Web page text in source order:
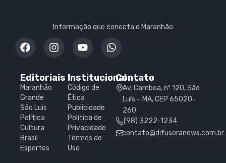
Informação que conecta o Maranhão
Editoriais
Maranhão
Grande
São Luís
Política
Cultura
Brasil
Esportes
Institucional
Código de
Ética
Publicidade
Política de
Privacidade
Termos de
Uso
Contato
Av. Camboa, nº 120, São
Luís – MA, CEP 65020-
260
(98) 3222-1234
contato@difusoranews.com.br